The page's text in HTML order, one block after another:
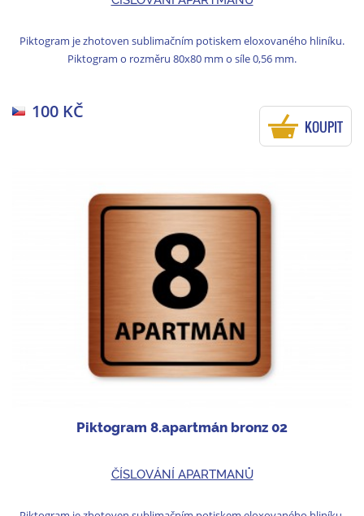
Piktogram je zhotoven sublimačním potiskem eloxovaného hliníku.
Piktogram o rozměru 80x80 mm o síle 0,56 mm.
100 KČ
KOUPIT
Piktogram 8.apartmán bronz 02
ČÍSLOVÁNÍ APARTMANŮ